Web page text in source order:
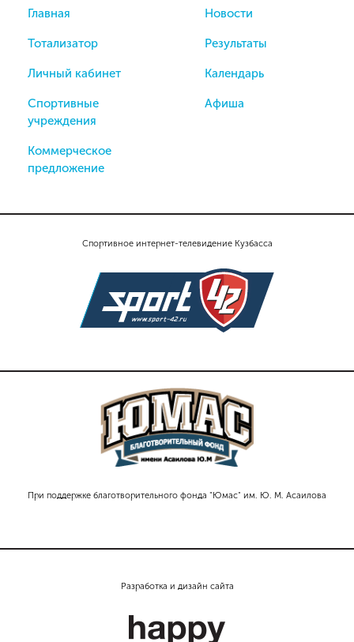
Спортивное интернет-телевидение Кузбасса
При поддержке благотворительного фонда "Юмас" им. Ю. М. Асаилова
Главная
Тотализатор
Личный кабинет
Спортивные
учреждения
Коммерческое
предложение
Новости
Результаты
Календарь
Афиша
Разработка и дизайн сайта